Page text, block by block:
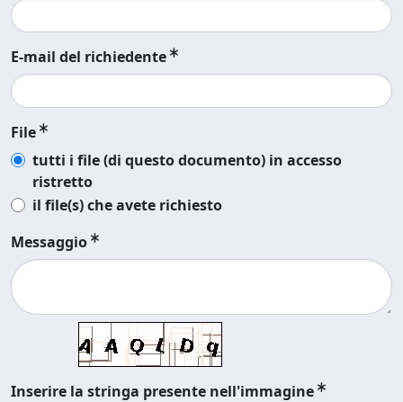
E-mail del richiedente
File
tutti i file (di questo documento) in accesso
ristretto
il file(s) che avete richiesto
Messaggio
Inserire la stringa presente nell'immagine